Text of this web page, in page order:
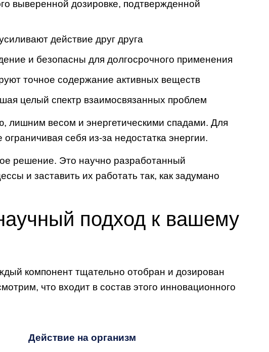
выверенной дозировке, подтвержденной
действие друг друга
и безопасны для долгосрочного применения
точное содержание активных веществ
целый спектр взаимосвязанных проблем
лишним весом и энергетическими спадами. Для
себя из-за недостатка энергии.
решение. Это научно разработанный
и заставить их работать так, как задумано
подход к вашему
компонент тщательно отобран и дозирован
что входит в состав этого инновационного
Действие на организм